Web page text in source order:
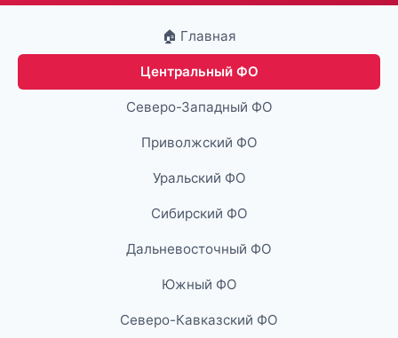
🏠 Главная
Центральный ФО
Северо-Западный ФО
Приволжский ФО
Уральский ФО
Сибирский ФО
Дальневосточный ФО
Южный ФО
Северо-Кавказский ФО